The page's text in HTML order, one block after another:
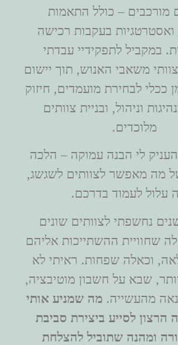
מורכבים – כולל התאמות
ואסטרטגיות בעקבות רכישה
במקביל לתפקידיי עבדתי
משאבי האנוש, תוך יישום
ככלי לבחירת מועמדים, חיזוק
וניהול, ובניית צוותים
מלוכדים.
לי הבנה עמוקה – הלכה
מה מאפשר לצוותים לשגשג,
עלול לעמוד בדרכם.
נחשפתי לצוותים שונים
שחוויית ההשתייכות אליהם
וכאלה שפחות. ראיתי לא
שבא על חשבון מוטיבציה,
מהעשייה. מה שמניע אותי
הרצון לסייע ביצירת סביבת
ומהנה שתוביל להצלחת